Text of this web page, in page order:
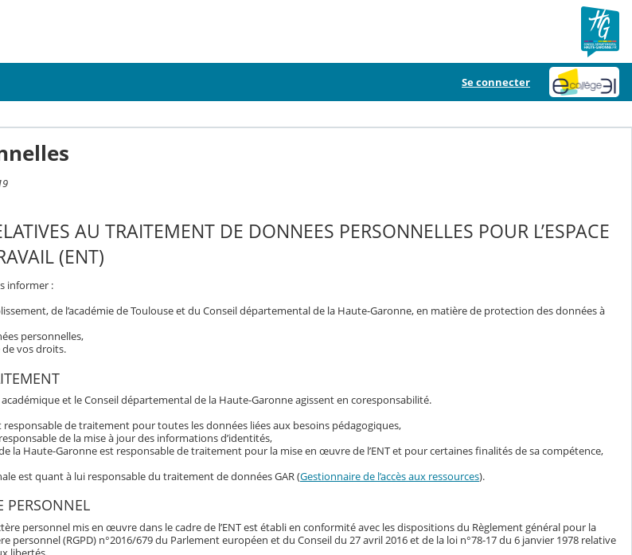
Se connecter
AU TRAITEMENT DE DONNEES PERSONNELLES POUR L’ESPACE
(ENT)
informer :
de l’académie de Toulouse et du Conseil départemental de la Haute-Garonne, en matière de protection des données à
personnelles,
de vos droits.
académique et le Conseil départemental de la Haute-Garonne agissent en coresponsabilité.
responsable de traitement pour toutes les données liées aux besoins pédagogiques,
de la mise à jour des informations d’identités,
la Haute-Garonne est responsable de traitement pour la mise en œuvre de l’ENT et pour certaines finalités de sa compétence,
est quant à lui responsable du traitement de données GAR (Gestionnaire de l’accès aux ressources).
PERSONNEL
personnel mis en œuvre dans le cadre de l’ENT est établi en conformité avec les dispositions du Règlement général pour la
personnel (RGPD) n°2016/679 du Parlement européen et du Conseil du 27 avril 2016 et de la loi n°78-17 du 6 janvier 1978 relative